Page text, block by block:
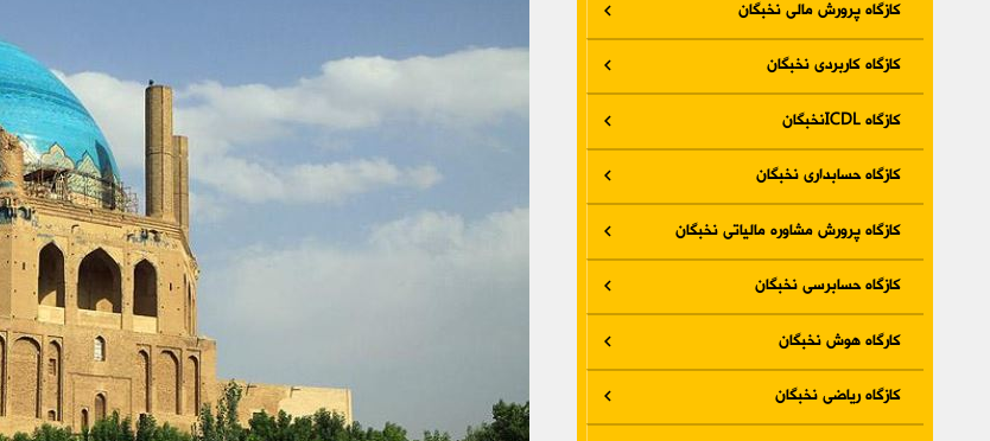
کازگاه پرورش مالی نخبگان
کازگاه کاربردی نخبگان
کازگاه ICDLنخبگان
کازگاه حسابداری نخبگان
کازگاه پرورش مشاوره مالیاتی نخبگان
کازگاه حسابرسی نخبگان
کارگاه هوش نخبگان
کازگاه ریاضی نخبگان